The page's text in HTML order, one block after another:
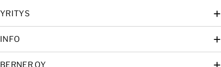
YRITYS
INFO
BERNER OY